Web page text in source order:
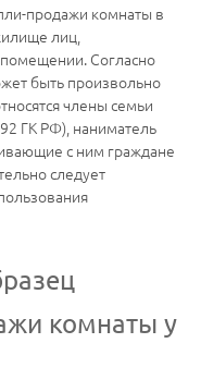
продажи комнаты в
лиц,
Согласно
быть произвольно
члены семьи
ГК РФ), наниматель
с ним граждане
следует
комнаты у